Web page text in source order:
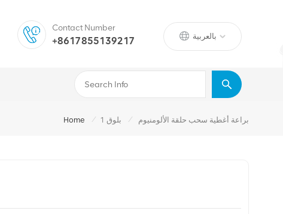
بالعربية
Contact Number
+8617855139217
Home / بلوق 1 / براعة أغطية سحب حلقة الألومنيوم